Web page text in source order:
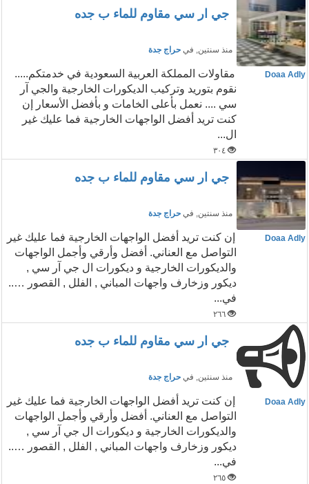
جي ار سي مقاوم للماء ب جده
منذ سنتين, في حراج جدة
Doaa Adly
مقاولات المملكة العربية السعودية في خدمتكم.....
نقوم بتوريد وتركيب الديكورات الخارجية والجي آر
سي .... نعمل بأعلى الخامات و بأفضل الأسعار إن
كنت تريد أفضل الواجهات الخارجية فما عليك غير
ال...
٣٠٤
جي ار سي مقاوم للماء ب جده
منذ سنتين, في حراج جدة
Doaa Adly
إن كنت تريد أفضل الواجهات الخارجية فما عليك غير
التواصل مع العناني. أفضل وأرقي وأجمل الواجهات
والديكورات الخارجية و ديكورات ال جي آر سي ,
ديكور وزخارف واجهات المباني , الفلل , القصور …..
في...
٢٦٦
جي ار سي مقاوم للماء ب جده
منذ سنتين, في حراج جدة
Doaa Adly
إن كنت تريد أفضل الواجهات الخارجية فما عليك غير
التواصل مع العناني. أفضل وأرقي وأجمل الواجهات
والديكورات الخارجية و ديكورات ال جي آر سي ,
ديكور وزخارف واجهات المباني , الفلل , القصور …..
في...
٢٦٥